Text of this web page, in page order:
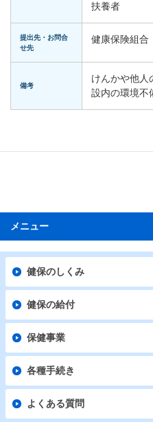
扶養者
提出先・お問合
せ先
健康保険組合
備考
けんかや他人
設内の環境不
メニュー
健保のしくみ
健保の給付
保健事業
各種手続き
よくある質問